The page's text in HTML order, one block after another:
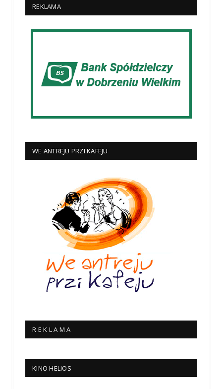
REKLAMA
WE ANTREJU PRZI KAFEJU
R E K L A M A
KINO HELIOS